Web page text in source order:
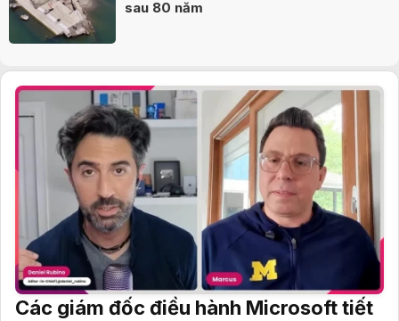
sau 80 năm
Các giám đốc điều hành Microsoft tiết